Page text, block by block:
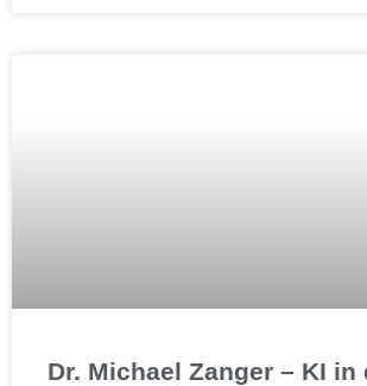
Dr. Michael Zanger – KI in